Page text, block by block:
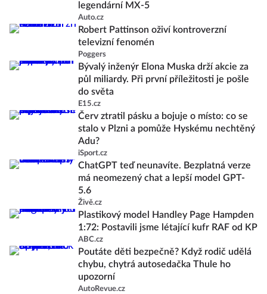
legendární MX-5
Auto.cz
Robert Pattinson oživí kontroverzní
televizní fenomén
Poggers
Bývalý inženýr Elona Muska drží akcie za
půl miliardy. Při první příležitosti je pošle
do světa
E15.cz
Červ ztratil pásku a bojuje o místo: co se
stalo v Plzni a pomůže Hyskému nechtěný
Adu?
iSport.cz
ChatGPT teď neunavíte. Bezplatná verze
má neomezený chat a lepší model GPT-
5.6
Živě.cz
Plastikový model Handley Page Hampden
1:72: Postavili jsme létající kufr RAF od KP
ABC.cz
Poutáte děti bezpečně? Když rodič udělá
chybu, chytrá autosedačka Thule ho
upozorní
AutoRevue.cz